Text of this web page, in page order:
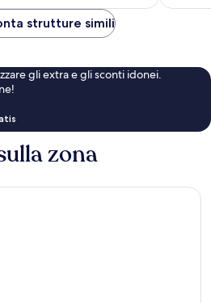
strutture simili
gli extra e gli sconti idonei.
zona